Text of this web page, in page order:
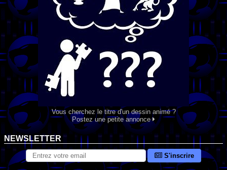
Vous cherchez le titre d'un dessin animé ?
Postez une petite annonce
NEWSLETTER
S'inscrire